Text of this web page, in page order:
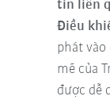
tin liên
Điều
phát vào
mẽ của
được dễ